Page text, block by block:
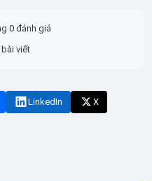
0 đánh giá
viết
LinkedIn X